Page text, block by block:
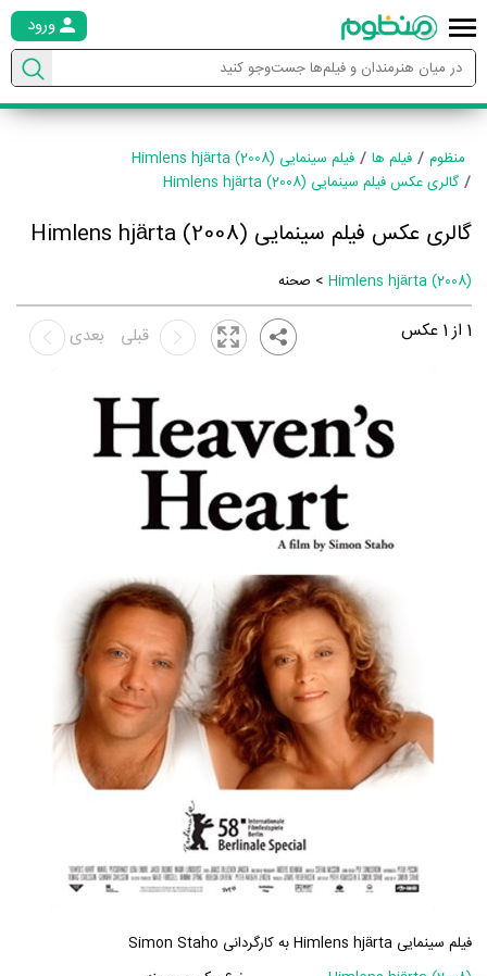
ورود
منظوم فیلم ها
فیلم سینمایی Himlens hjärta (2008)
گالری عکس فیلم سینمایی Himlens hjärta (2008)
گالری عکس فیلم سینمایی Himlens hjärta (2008)
Himlens hjärta (2008) > صحنه
1 از1 عکس بعدی قبلی
فیلم سینمایی Himlens hjärta به کارگردانی Simon Staho